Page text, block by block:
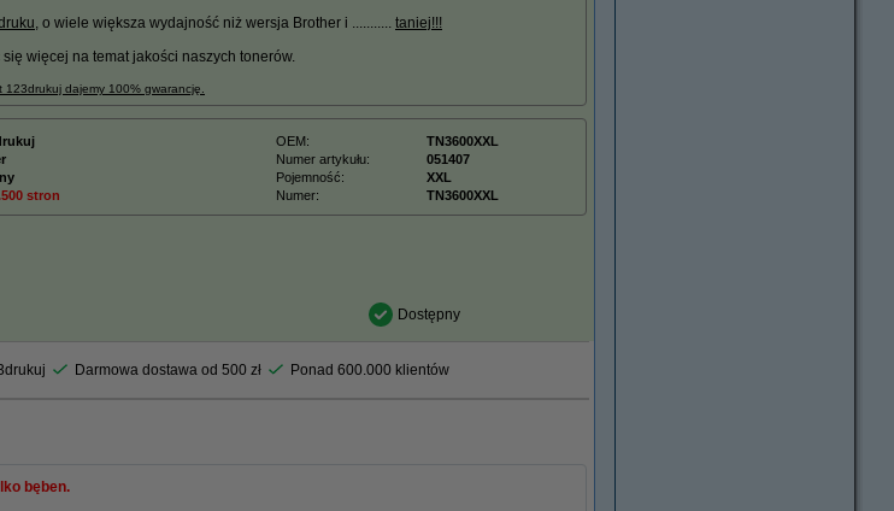
, o wiele większa wydajność niż wersja Brother i ........... taniej!!!
więcej na temat jakości naszych tonerów.
dajemy 100% gwarancję.
OEM:
TN3600XXL
Numer artykułu:
051407
Pojemność:
XXL
stron Numer: TN3600XXL
Dostępny
Darmowa dostawa od 500 zł Ponad 600.000 klientów
bęben.